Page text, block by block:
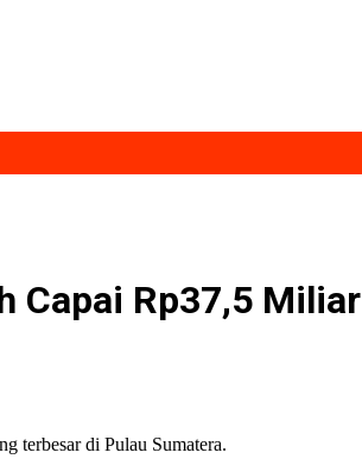
Capai Rp37,5 Miliar
terbesar di Pulau Sumatera.